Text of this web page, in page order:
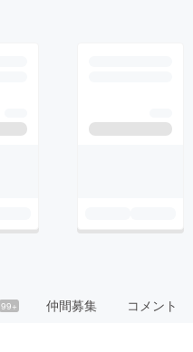
99+ 仲間募集 コメント